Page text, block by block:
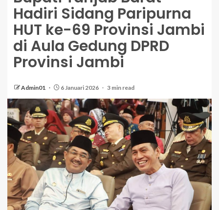
Hadiri Sidang Paripurna
HUT ke-69 Provinsi Jambi
di Aula Gedung DPRD
Provinsi Jambi
Admin01 6 Januari 2026 3 min read